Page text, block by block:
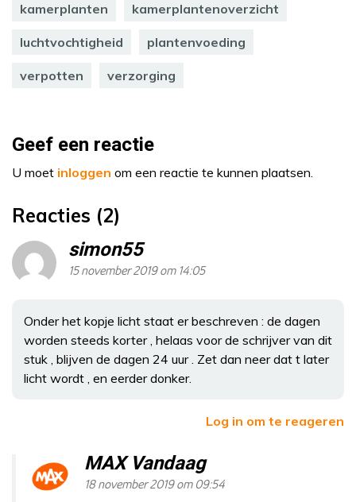
kamerplanten kamerplantenoverzicht
luchtvochtigheid plantenvoeding
verpotten verzorging
Geef een reactie
U moet inloggen om een reactie te kunnen plaatsen.
Reacties (2)
simon55
15 november 2019 om 14:05
Onder het kopje licht staat er beschreven : de dagen
worden steeds korter , helaas voor de schrijver van dit
stuk , blijven de dagen 24 uur . Zet dan neer dat t later
licht wordt , en eerder donker.
Log in om te reageren
MAX Vandaag
18 november 2019 om 09:54